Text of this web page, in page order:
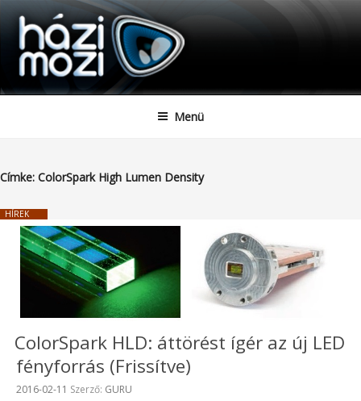
Tartalomhoz
HAZIMOZI
Menü
Címke: ColorSpark High Lumen Density
HÍREK
ColorSpark HLD: áttörést ígér az új LED
fényforrás (Frissítve)
Beküldve:
2016-02-11 Szerző: GURU